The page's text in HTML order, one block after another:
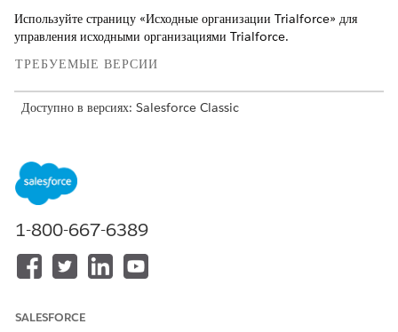
Используйте страницу «Исходные организации Trialforce» для
управления исходными организациями Trialforce.
ТРЕБУЕМЫЕ ВЕРСИИ
Доступно в версиях: Salesforce Classic
НЕОБХОДИМЫЕ ПОЛНОМОЧИЯ ПОЛЬЗОВАТЕЛЯ
«
Вход».
Чтобы изменить текущую исходную организацию, нажмите
выберите фирменный стиль.
1-800-667-6389
SALESFORCE